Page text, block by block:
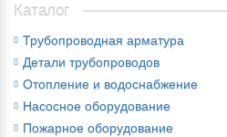
Каталог
Трубопроводная арматура
Детали трубопроводов
Отопление и водоснабжение
Насосное оборудование
Пожарное оборудование